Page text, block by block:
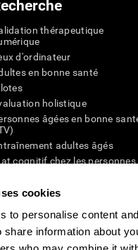
cookies
to personalise content
share information about
thérapeutique
d'ordinateur
en bonne santé
holistique
âgées en bonne
adultes âgés
cognitif chez les personnes
systémique